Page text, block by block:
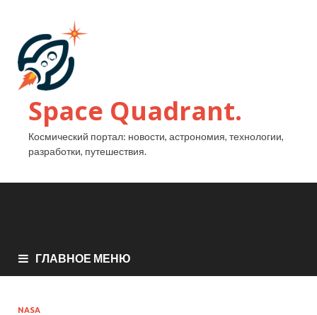
Space Quadrant.
Космический портал: новости, астрономия, технологии,
разработки, путешествия.
ГЛАВНОЕ МЕНЮ
NASA